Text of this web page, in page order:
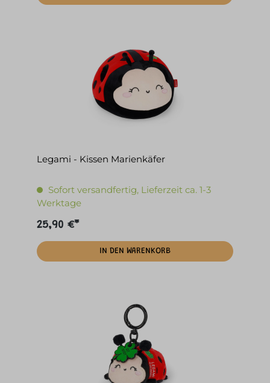
Legami - Kissen Marienkäfer
Sofort versandfertig, Lieferzeit ca. 1-3
Werktage
25,90 €*
IN DEN WARENKORB